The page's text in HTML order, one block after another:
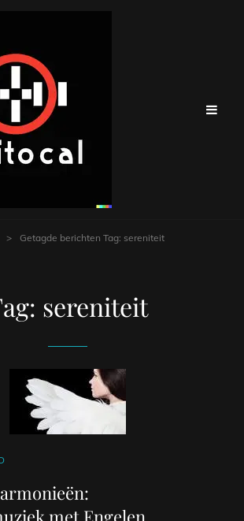
> Getagde berichten Tag: sereniteit
sereniteit
met Engelen